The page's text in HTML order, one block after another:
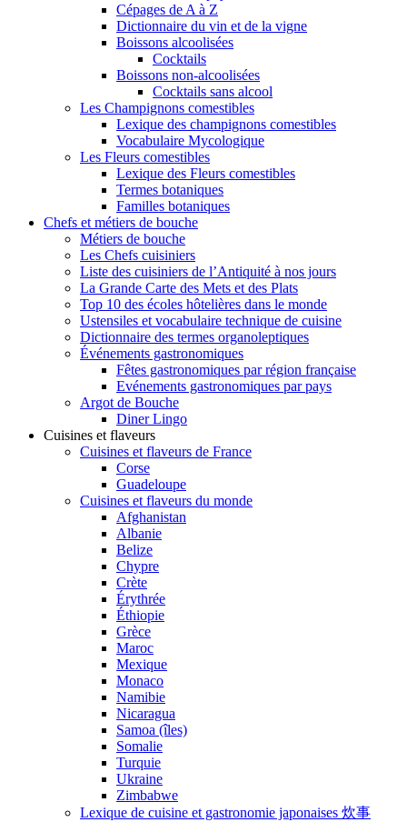
Cépages de A à Z
Dictionnaire du vin et de la vigne
Boissons alcoolisées
Cocktails
Boissons non-alcoolisées
Cocktails sans alcool
Les Champignons comestibles
Lexique des champignons comestibles
Vocabulaire Mycologique
Les Fleurs comestibles
Lexique des Fleurs comestibles
Termes botaniques
Familles botaniques
Chefs et métiers de bouche
Métiers de bouche
Les Chefs cuisiniers
Liste des cuisiniers de l’Antiquité à nos jours
La Grande Carte des Mets et des Plats
Top 10 des écoles hôtelières dans le monde
Ustensiles et vocabulaire technique de cuisine
Dictionnaire des termes organoleptiques
Événements gastronomiques
Fêtes gastronomiques par région française
Evénements gastronomiques par pays
Argot de Bouche
Diner Lingo
Cuisines et flaveurs
Cuisines et flaveurs de France
Corse
Guadeloupe
Cuisines et flaveurs du monde
Afghanistan
Albanie
Belize
Chypre
Crète
Érythrée
Éthiopie
Grèce
Maroc
Mexique
Monaco
Namibie
Nicaragua
Samoa (îles)
Somalie
Turquie
Ukraine
Zimbabwe
Lexique de cuisine et gastronomie japonaises 炊事